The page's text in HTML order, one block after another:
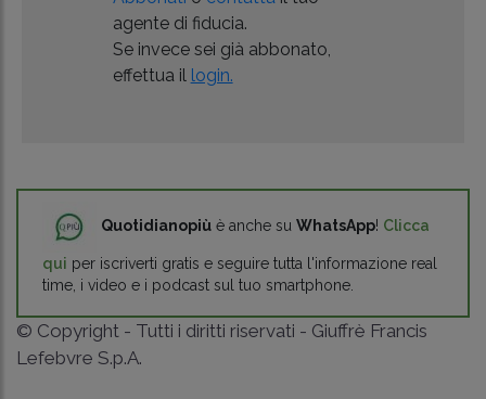
agente di fiducia.
Se invece sei già abbonato,
effettua il login.
Quotidianopiù è anche su WhatsApp! Clicca
qui per iscriverti gratis e seguire tutta l'informazione real
time, i video e i podcast sul tuo smartphone.
© Copyright - Tutti i diritti riservati - Giuffrè Francis
Lefebvre S.p.A.